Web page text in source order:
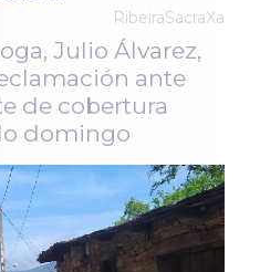
RibeiraSacraXa
Julio Álvarez,
ante
de cobertura
domingo